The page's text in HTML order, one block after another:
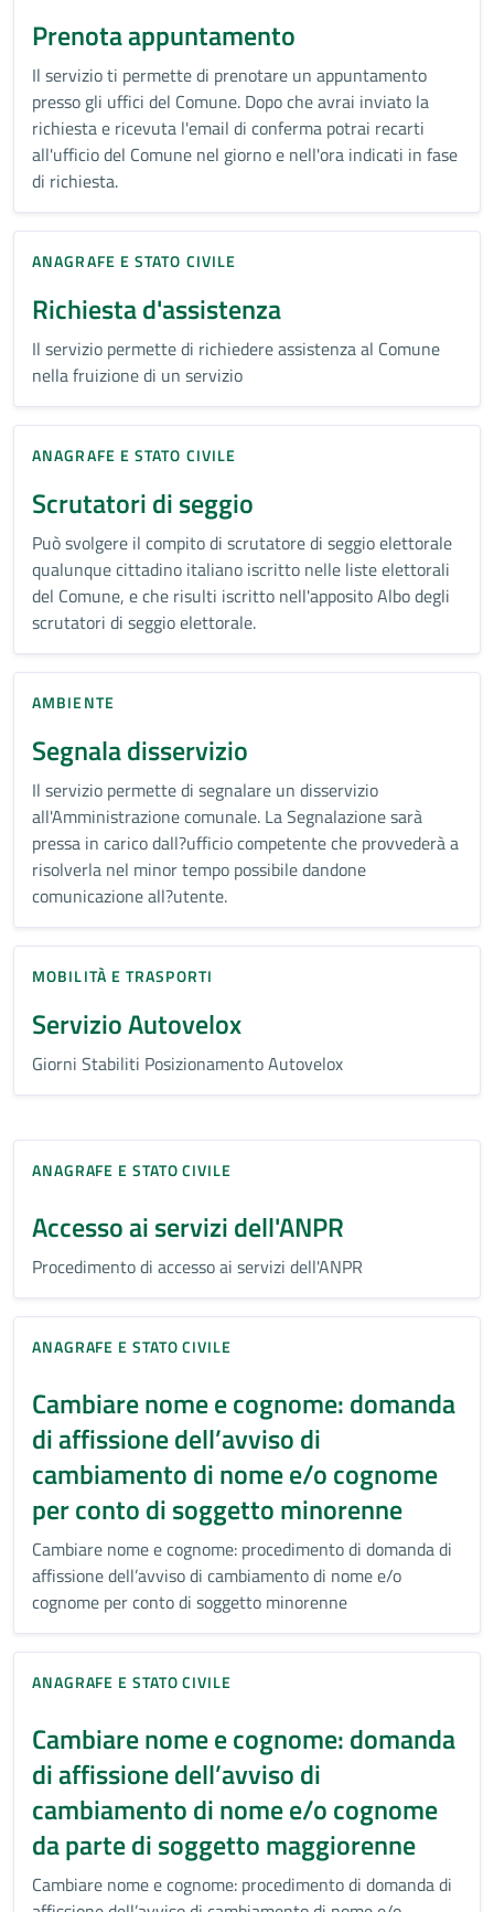
Prenota appuntamento
Il servizio ti permette di prenotare un appuntamento
presso gli uffici del Comune. Dopo che avrai inviato la
richiesta e ricevuta l'email di conferma potrai recarti
all'ufficio del Comune nel giorno e nell'ora indicati in fase
di richiesta.
ANAGRAFE E STATO CIVILE
Richiesta d'assistenza
Il servizio permette di richiedere assistenza al Comune
nella fruizione di un servizio
ANAGRAFE E STATO CIVILE
Scrutatori di seggio
Può svolgere il compito di scrutatore di seggio elettorale
qualunque cittadino italiano iscritto nelle liste elettorali
del Comune, e che risulti iscritto nell'apposito Albo degli
scrutatori di seggio elettorale.
AMBIENTE
Segnala disservizio
Il servizio permette di segnalare un disservizio
all'Amministrazione comunale. La Segnalazione sarà
pressa in carico dall?ufficio competente che provvederà a
risolverla nel minor tempo possibile dandone
comunicazione all?utente.
MOBILITÀ E TRASPORTI
Servizio Autovelox
Giorni Stabiliti Posizionamento Autovelox
ANAGRAFE E STATO CIVILE
Accesso ai servizi dell'ANPR
Procedimento di accesso ai servizi dell'ANPR
ANAGRAFE E STATO CIVILE
Cambiare nome e cognome: domanda
di affissione dell’avviso di
cambiamento di nome e/o cognome
per conto di soggetto minorenne
Cambiare nome e cognome: procedimento di domanda di
affissione dell’avviso di cambiamento di nome e/o
cognome per conto di soggetto minorenne
ANAGRAFE E STATO CIVILE
Cambiare nome e cognome: domanda
di affissione dell’avviso di
cambiamento di nome e/o cognome
da parte di soggetto maggiorenne
Cambiare nome e cognome: procedimento di domanda di